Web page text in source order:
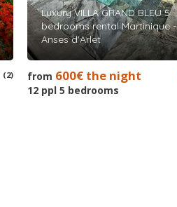
(2)
Luxury VILLA GRAND BLEU 5
bedrooms rental Martinique -
Anses d'Arlet
from 600€ the night
12 ppl 5 bedrooms